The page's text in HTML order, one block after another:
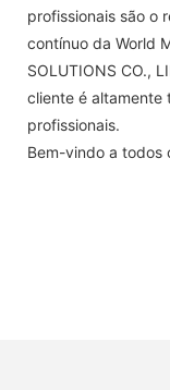
profissionais são o
contínuo da World
SOLUTIONS CO.,
cliente é altamente
profissionais.
Bem-vindo a todos